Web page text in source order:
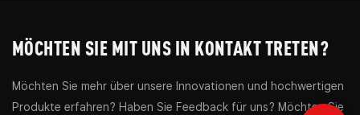
MÖCHTEN SIE MIT UNS IN KONTAKT TRETEN?
Möchten Sie mehr über unsere Innovationen und hochwertigen
Produkte erfahren? Haben Sie Feedback für uns? Möchten Sie